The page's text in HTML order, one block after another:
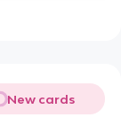
New cards